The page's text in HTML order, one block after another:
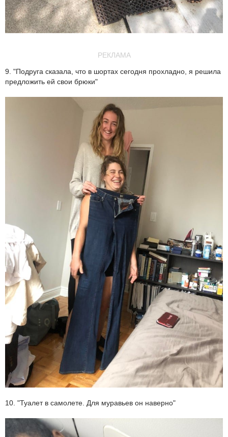
РЕКЛАМА
9. "Подруга сказала, что в шортах сегодня прохладно, я решила
предложить ей свои брюки"
10. "Туалет в самолете. Для муравьев он наверно"